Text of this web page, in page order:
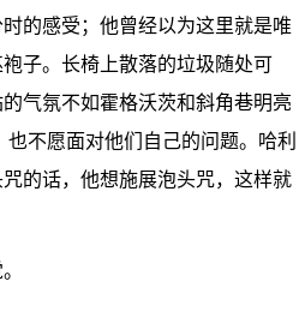
的感受；他曾经以为这里就是唯
子。长椅上散落的垃圾随处可
气氛不如霍格沃茨和斜角巷明亮
不愿面对他们自己的问题。哈利
的话，他想施展泡头咒，这样就